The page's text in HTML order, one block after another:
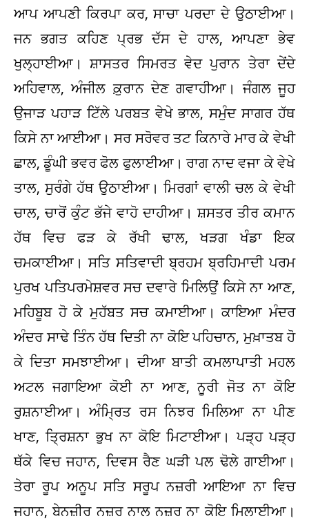
ਆਪ ਆਪਣੀ ਕਿਰਪਾ ਕਰ, ਸਾਚਾ ਪਰਦਾ ਦੇ ਉਠਾਈਆ।
ਜਨ ਭਗਤ ਕਹਿਣ ਪ੍ਰਭ ਦੱਸ ਦੇ ਹਾਲ, ਆਪਣਾ ਭੇਵ
ਖੁਲ੍ਹਾਈਆ। ਸ਼ਾਸਤਰ ਸਿਮਰਤ ਵੇਦ ਪੁਰਾਨ ਤੇਰਾ ਦੇਂਦੇ
ਅਹਿਵਾਲ, ਅੰਜੀਲ ਕ਼ੁਰਾਨ ਦੇਣ ਗਵਾਹੀਆ। ਜੰਗਲ ਜੂਹ
ਉਜਾੜ ਪਹਾੜ ਟਿੱਲੇ ਪਰਬਤ ਵੇਖੇ ਭਾਲ, ਸਮੁੰਦ ਸਾਗਰ ਹੱਥ
ਕਿਸੇ ਨਾ ਆਈਆ। ਸਰ ਸਰੋਵਰ ਤਟ ਕਿਨਾਰੇ ਮਾਰ ਕੇ ਵੇਖੀ
ਛਾਲ, ਡੂੰਘੀ ਭਵਰ ਫੋਲ ਫੁਲਾਈਆ। ਰਾਗ ਨਾਦ ਵਜਾ ਕੇ ਵੇਖੇ
ਤਾਲ, ਸੁਰੰਗੇ ਹੱਥ ਉਠਾਈਆ। ਮਿਰਗਾਂ ਵਾਲੀ ਚਲ ਕੇ ਵੇਖੀ
ਚਾਲ, ਚਾਰੋਂ ਕੁੰਟ ਭੱਜੇ ਵਾਹੋ ਦਾਹੀਆ। ਸ਼ਸਤਰ ਤੀਰ ਕਮਾਨ
ਹੱਥ ਵਿਚ ਫੜ ਕੇ ਰੱਖੀ ਢਾਲ, ਖੜਗ ਖੰਡਾ ਇਕ
ਚਮਕਾਈਆ। ਸਤਿ ਸਤਿਵਾਦੀ ਬ੍ਰਹਮ ਬ੍ਰਹਿਮਾਦੀ ਪਰਮ
ਪੁਰਖ ਪਤਿਪਰਮੇਸ਼ਵਰ ਸਚ ਦਵਾਰੇ ਮਿਲਿਉਂ ਕਿਸੇ ਨਾ ਆਣ,
ਮਹਿਬੂਬ ਹੋ ਕੇ ਮੁਹੱਬਤ ਸਚ ਕਮਾਈਆ। ਕਾਇਆ ਮੰਦਰ
ਅੰਦਰ ਸਾਢੇ ਤਿੰਨ ਹੱਥ ਦਿਤੀ ਨਾ ਕੋਇ ਪਹਿਚਾਨ, ਮੁਖ਼ਾਤਬ ਹੋ
ਕੇ ਦਿਤਾ ਸਮਝਾਈਆ। ਦੀਆ ਬਾਤੀ ਕਮਲਾਪਾਤੀ ਮਹਲ
ਅਟਲ ਜਗਾਇਆ ਕੋਈ ਨਾ ਆਣ, ਨੂਰੀ ਜੋਤ ਨਾ ਕੋਇ
ਰੁਸ਼ਨਾਈਆ। ਅੰਮ੍ਰਿਤ ਰਸ ਨਿਝਰ ਮਿਲਿਆ ਨਾ ਪੀਣ
ਖਾਣ, ਤ੍ਰਿਸ਼ਨਾ ਭੁਖ ਨਾ ਕੋਇ ਮਿਟਾਈਆ। ਪੜ੍ਹ ਪੜ੍ਹ
ਥੱਕੇ ਵਿਚ ਜਹਾਨ, ਦਿਵਸ ਰੈਣ ਘੜੀ ਪਲ ਢੋਲੇ ਗਾਈਆ।
ਤੇਰਾ ਰੂਪ ਅਨੂਪ ਸਤਿ ਸਰੂਪ ਨਜ਼ਰੀ ਆਇਆ ਨਾ ਵਿਚ
ਜਹਾਨ, ਬੇਨਜ਼ੀਰ ਨਜ਼ਰ ਨਾਲ ਨਜ਼ਰ ਨਾ ਕੋਇ ਮਿਲਾਈਆ।